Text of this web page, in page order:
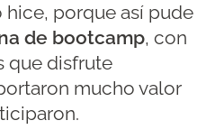
porque así pude
de bootcamp, con
que disfrute
mucho valor